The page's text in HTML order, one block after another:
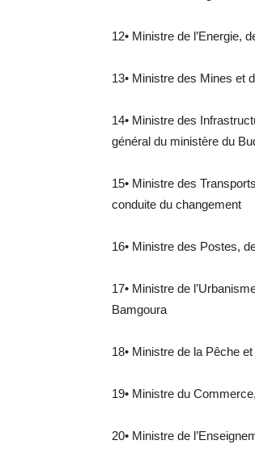
12• Ministre de l’Energie,
13• Ministre des Mines et
14• Ministre des
général du ministère du
15• Ministre des
conduite du changement
16• Ministre des Postes,
17• Ministre de
Bamgoura
18• Ministre de la Pêche
19• Ministre du
20• Ministre de